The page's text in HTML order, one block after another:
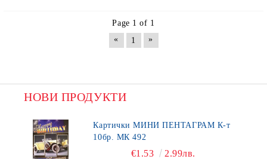
Page 1 of 1
«
1 »
НОВИ ПРОДУКТИ
Картички МИНИ ПЕНТАГРАМ К-т
10бр. МК 492
€1.53 2.99лв.